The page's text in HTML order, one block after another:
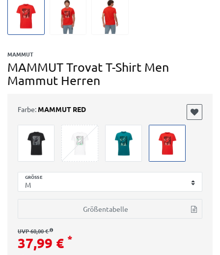
MAMMUT
MAMMUT Trovat T-Shirt Men
Mammut Herren
GRÖSSE
Größentabelle
Farbe: MAMMUT RED
UVP 60,00 €
37,99 € *